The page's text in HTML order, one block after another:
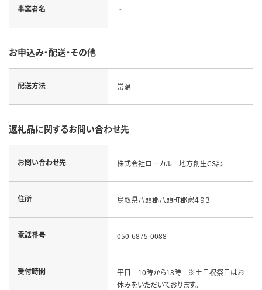
事業者名 ‐
お申込み・配送・その他
配送方法 常温
返礼品に関するお問い合わせ先
お問い合わせ先 株式会社ローカル 地方創生CS部
住所 鳥取県八頭郡八頭町郡家４９３
電話番号 050-6875-0088
受付時間
平日 10時から18時 ※土日祝祭日はお
休みをいただいております。